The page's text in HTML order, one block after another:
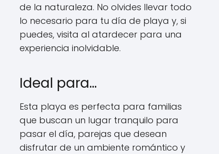
de la naturaleza. No olvides llevar todo
lo necesario para tu día de playa y, si
puedes, visita al atardecer para una
experiencia inolvidable.
Ideal para…
Esta playa es perfecta para familias
que buscan un lugar tranquilo para
pasar el día, parejas que desean
disfrutar de un ambiente romántico y